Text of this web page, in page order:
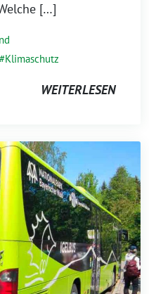
[…]
Klimaschutz
WEITERLESEN